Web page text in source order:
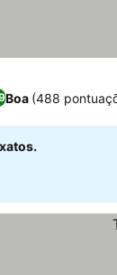
Boa (488